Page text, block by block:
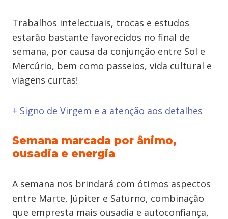
Trabalhos intelectuais, trocas e estudos
estarão bastante favorecidos no final de
semana, por causa da conjunção entre Sol e
Mercúrio, bem como passeios, vida cultural e
viagens curtas!
+ Signo de Virgem e a atenção aos detalhes
Semana marcada por ânimo,
ousadia e energia
A semana nos brindará com ótimos aspectos
entre Marte, Júpiter e Saturno, combinação
que empresta mais ousadia e autoconfiança,